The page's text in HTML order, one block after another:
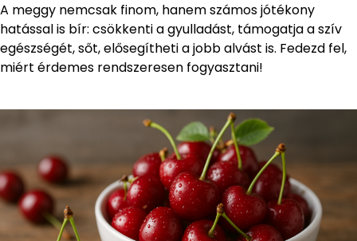
A meggy nemcsak finom, hanem számos jótékony
hatással is bír: csökkenti a gyulladást, támogatja a szív
egészségét, sőt, elősegítheti a jobb alvást is. Fedezd fel,
miért érdemes rendszeresen fogyasztani!